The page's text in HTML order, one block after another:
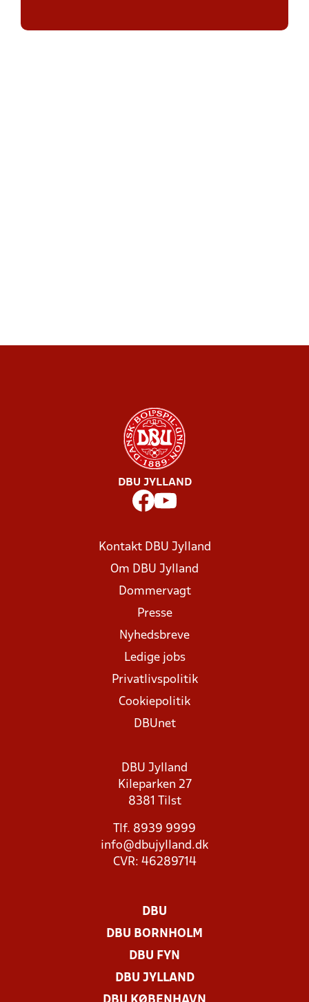
DBU JYLLAND
Kontakt DBU Jylland
Om DBU Jylland
Dommervagt
Presse
Nyhedsbreve
Ledige jobs
Privatlivspolitik
Cookiepolitik
DBUnet
DBU Jylland
Kileparken 27
8381 Tilst
Tlf. 8939 9999
info@dbujylland.dk
CVR: 46289714
DBU
DBU BORNHOLM
DBU FYN
DBU JYLLAND